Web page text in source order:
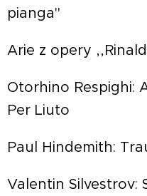
pianga"
Arie z opery
Otorhino Respighi:
Per Liuto
Paul Hindemith:
Valentin Silvestrov: